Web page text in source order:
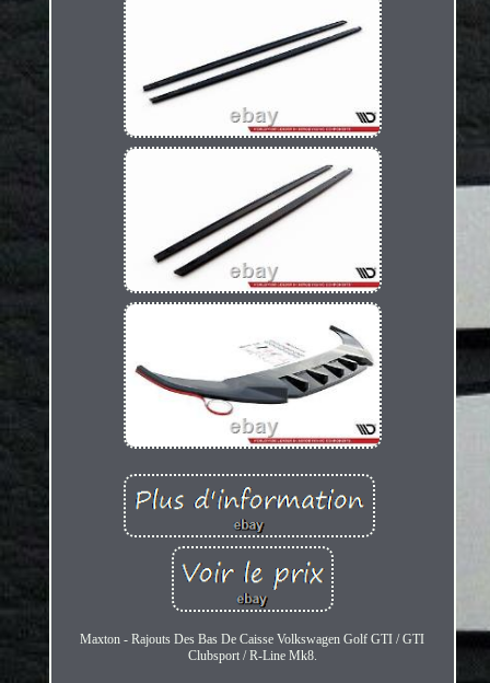
Maxton - Rajouts Des Bas De Caisse Volkswagen Golf GTI / GTI
Clubsport / R-Line Mk8.